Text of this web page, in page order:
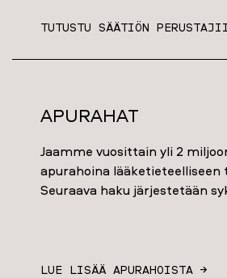
TUTUSTU SÄÄTIÖN
Apurahat
Jaamme vuosittain yli 2
apurahoina lääketieteelliseen
Seuraava haku järjestetään
LUE LISÄÄ APURAHOISTA →